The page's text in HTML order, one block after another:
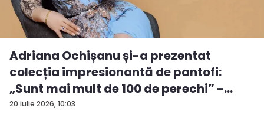
20 iulie 2026, 10:03
Adriana Ochișanu și-a prezentat
colecția impresionantă de pantofi:
„Sunt mai mult de 100 de perechi” -
VID...